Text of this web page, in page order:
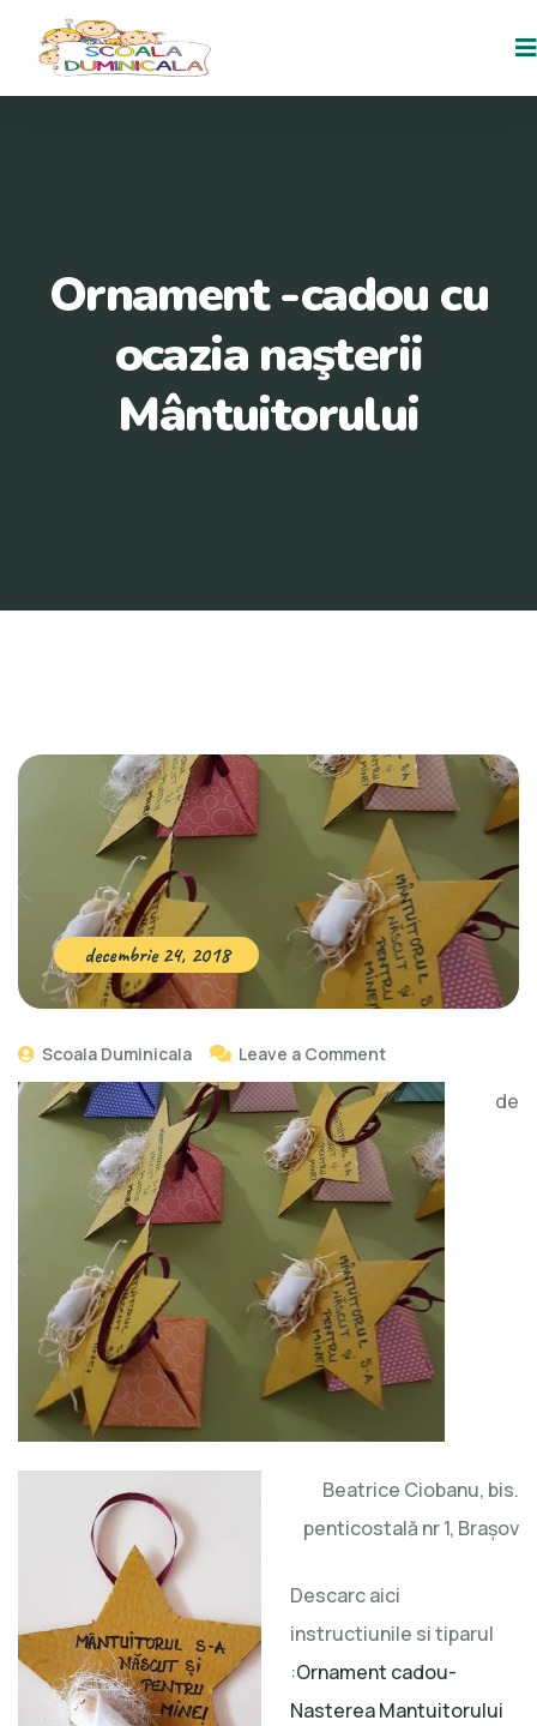
Ornament -cadou cu
ocazia naşterii
Mântuitorului
decembrie 24, 2018
Scoala Duminicala Leave a Comment
de
Beatrice Ciobanu, bis.
penticostală nr 1, Braşov
Descarc aici
instructiunile si tiparul
:Ornament cadou-
Nasterea Mantuitorului